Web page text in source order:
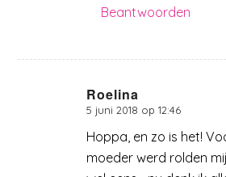
Beantwoorden
Roelina
zegt:
5 juni 2018 op 12:46
Hoppa, en zo is het!
moeder werd rolden